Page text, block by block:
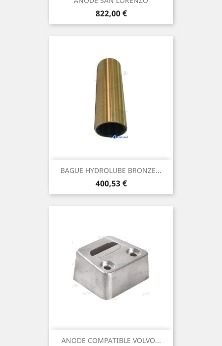
Prix
822,00 €
BAGUE HYDROLUBE BRONZE...
Prix
400,53 €
ANODE COMPATIBLE VOLVO...